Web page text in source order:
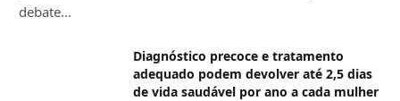
debate…
Diagnóstico precoce e tratamento
adequado podem devolver até 2,5 dias
de vida saudável por ano a cada mulher